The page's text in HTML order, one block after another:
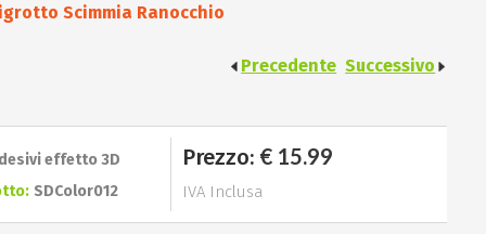
Scimmia Ranocchio
Precedente Successivo
effetto 3D
SDColor012
Prezzo: € 15.99
IVA Inclusa